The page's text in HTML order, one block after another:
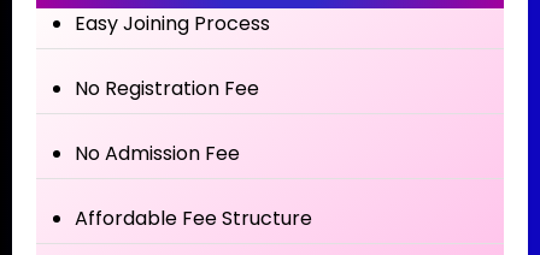
Easy Joining Process
No Registration Fee
No Admission Fee
Affordable Fee Structure